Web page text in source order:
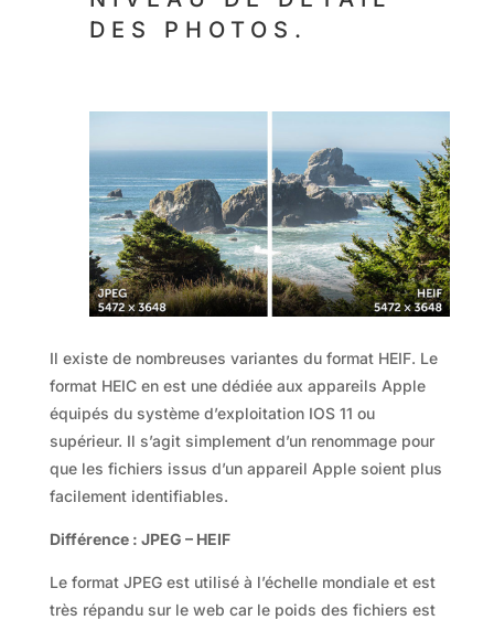
DES PHOTOS.
Il existe de nombreuses variantes du format HEIF. Le
format HEIC en est une dédiée aux appareils Apple
équipés du système d’exploitation IOS 11 ou
supérieur. Il s’agit simplement d’un renommage pour
que les fichiers issus d’un appareil Apple soient plus
facilement identifiables.
Différence : JPEG – HEIF
Le format JPEG est utilisé à l’échelle mondiale et est
très répandu sur le web car le poids des fichiers est